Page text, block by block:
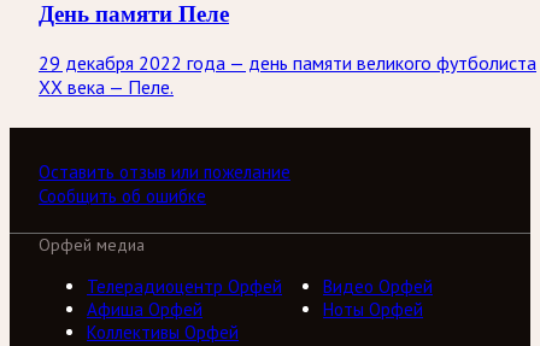
День памяти Пеле
29 декабря 2022 года — день памяти великого футболиста
ХХ века — Пеле.
Оставить отзыв или пожелание
Сообщить об ошибке
Орфей медиа
Телерадиоцентр Орфей
Видео Орфей
Афиша Орфей
Ноты Орфей
Коллективы Орфей